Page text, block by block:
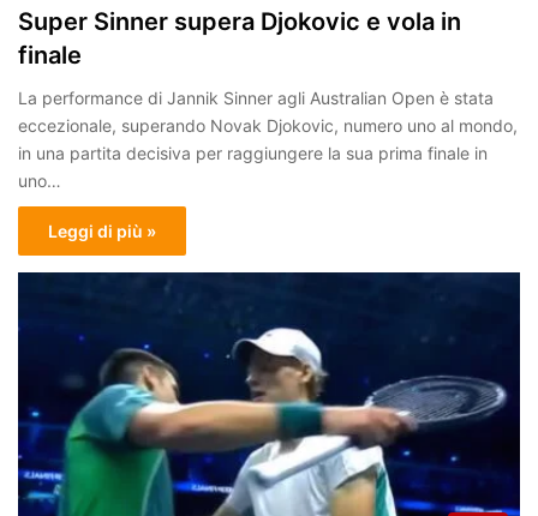
Super Sinner supera Djokovic e vola in
finale
La performance di Jannik Sinner agli Australian Open è stata
eccezionale, superando Novak Djokovic, numero uno al mondo,
in una partita decisiva per raggiungere la sua prima finale in
uno…
Leggi di più »